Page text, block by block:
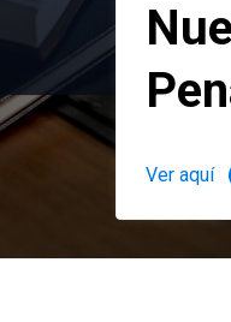
Ver aquí